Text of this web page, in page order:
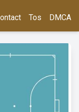
Tos DMCA